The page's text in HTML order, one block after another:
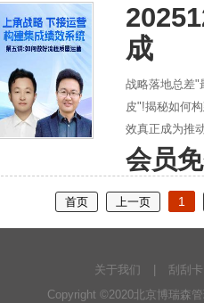
成
战略落地总差"
皮"!揭秘如何
效真正成为推
会员
首页 上一页 1
关于我们
刮刮卡
Copyright ©2020北京博瑞森